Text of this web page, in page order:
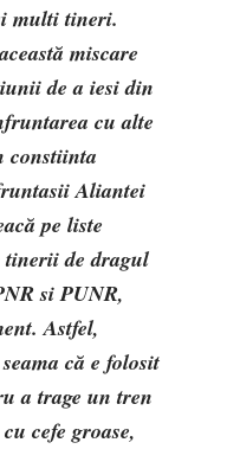
multi tineri.
miscare
de a iesi din
cu alte
constiinta
Aliantei
pe liste
tinerii de dragul
si PUNR,
Astfel,
că e folosit
a trage un tren
cefe groase,